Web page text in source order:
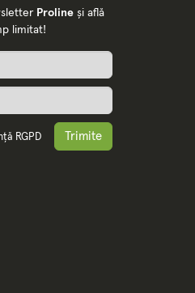
Prolineși află
limitat!
RGPD Trimite